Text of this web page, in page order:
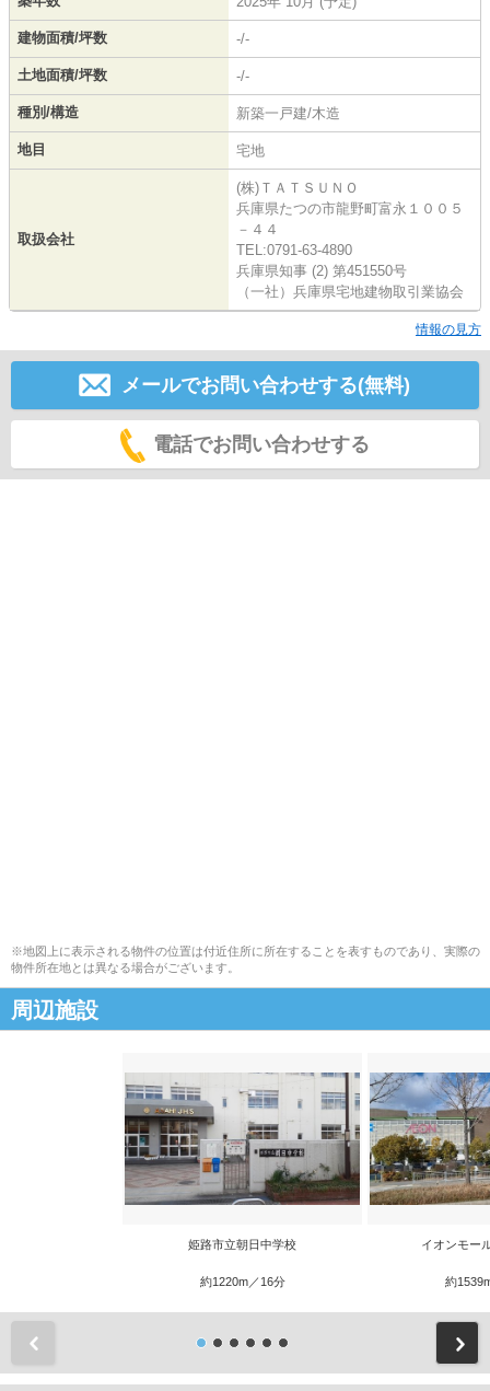
建物面積/坪数 -/-
土地面積/坪数 -/-
種別/構造 新築一戸建/木造
地目 宅地
取扱会社
(株)ＴＡＴＳＵＮＯ
兵庫県たつの市龍野町富永１００５
－４４
TEL:0791-63-4890
兵庫県知事 (2) 第451550号
（一社）兵庫県宅地建物取引業協会
情報の見方
メールでお問い合わせする(無料)
電話でお問い合わせする
※地図上に表示される物件の位置は付近住所に所在することを表すものであり、実際の
物件所在地とは異なる場合がございます。
周辺施設
姫路市立朝日中学校
約1220m／16分
イオンモー
約